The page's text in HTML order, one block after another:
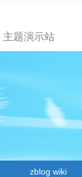
主题演示站
zblog wiki